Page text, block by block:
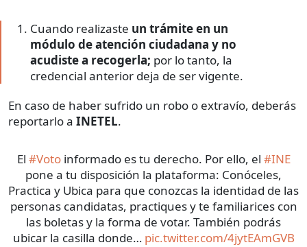
Cuando realizaste un trámite en un
módulo de atención ciudadana y no
acudiste a recogerla; por lo tanto, la
credencial anterior deja de ser vigente.
En caso de haber sufrido un robo o extravío, deberás
reportarlo a INETEL.
El #Votoinformado es tu derecho. Por ello, el #INE
pone a tu disposición la plataforma: Conóceles,
Practica y Ubica para que conozcas la identidad de las
personas candidatas, practiques y te familiarices con
las boletas y la forma de votar. También podrás
ubicar la casilla donde… pic.twitter.com/4jytEAmGVB